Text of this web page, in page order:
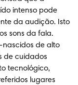
intenso pode
da audição. Isto
sons da fala.
nascidos de alto
de cuidados
tecnológico,
lugares